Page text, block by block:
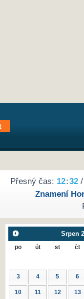
Přesný čas: 12:32/
Znamení
Srpen
po út st čt
3 4 5 6
10 11 12 13